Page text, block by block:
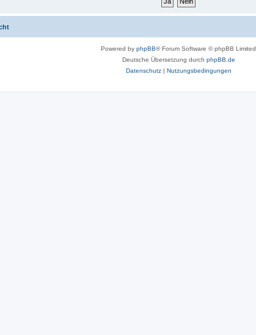
Powered by phpBB® Forum Software © phpBB Limited
Deutsche Übersetzung durch phpBB.de
Datenschutz| Nutzungsbedingungen